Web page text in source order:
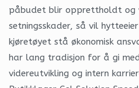
påbudet blir opprettholdt og
setningsskader, så vil
kjøretøyet stå økonomisk
har lang tradisjon for å gi
videreutvikling og intern